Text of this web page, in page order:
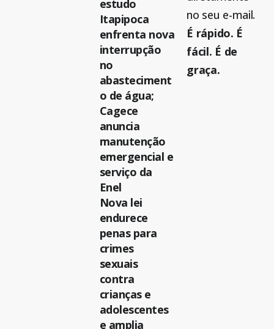
estudo
Itapipoca
enfrenta nova
interrupção
no
abasteciment
o de água;
Cagece
anuncia
manutenção
emergencial e
serviço da
Enel
Nova lei
endurece
penas para
crimes
sexuais
contra
crianças e
adolescentes
e amplia
no seu e-mail.
É rápido. É
fácil. É de
graça.